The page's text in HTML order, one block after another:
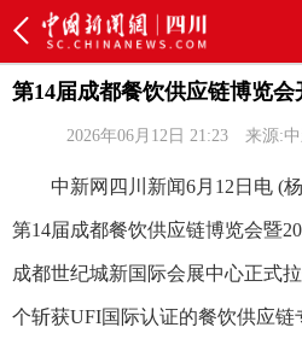
第14届成都餐饮供应链博览
2026年06月12日 21:23 来源:中
中新网四川新闻6月12日电 (杨
第14届成都餐饮供应链博览会暨
成都世纪城新国际会展中心正式
个斩获UFI国际认证的餐饮供应